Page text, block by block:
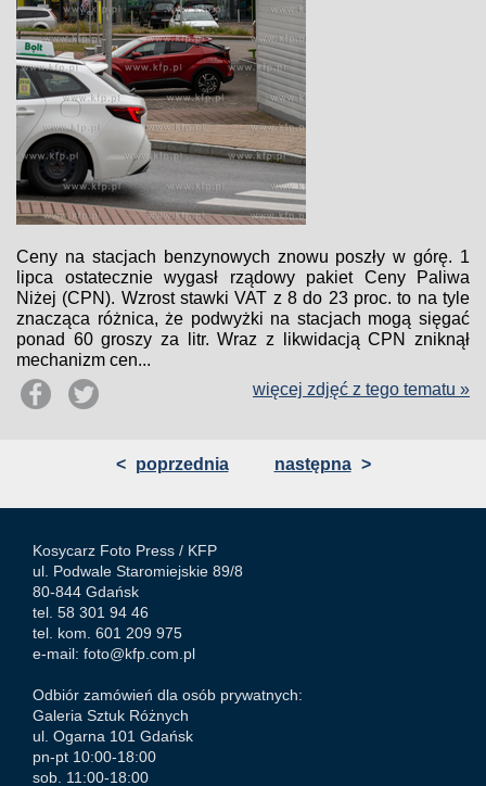
Ceny na stacjach benzynowych znowu poszły w górę. 1
lipca ostatecznie wygasł rządowy pakiet Ceny Paliwa
Niżej (CPN). Wzrost stawki VAT z 8 do 23 proc. to na tyle
znacząca różnica, że podwyżki na stacjach mogą sięgać
ponad 60 groszy za litr. Wraz z likwidacją CPN zniknął
mechanizm cen...
więcej zdjęć z tego tematu »
< poprzednia następna >
Kosycarz Foto Press / KFP
ul. Podwale Staromiejskie 89/8
80-844 Gdańsk
tel. 58 301 94 46
tel. kom. 601 209 975
e-mail: foto@kfp.com.pl
Odbiór zamówień dla osób prywatnych:
Galeria Sztuk Różnych
ul. Ogarna 101 Gdańsk
pn-pt 10:00-18:00
sob. 11:00-18:00